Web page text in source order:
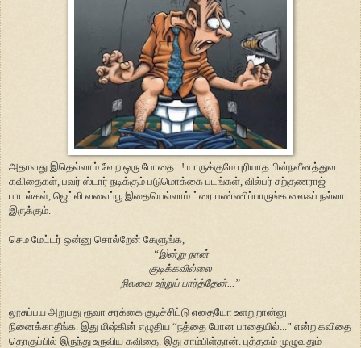
அதாவது இதெல்லாம் வேற ஒரு போதை...! யாருக்குமே புரியாத பின்நவீனத்துவ
கவிதைகள், பவர் ஸ்டார் நடிக்கும் படுமொக்கை படங்கள், வில்பர் சற்குணராஜ்
பாடல்கள், ஜெட்லி வலைப்பூ இதையெல்லாம் ட்ரை பண்ணிப்பாருங்க லைஃப் நல்லா
இருக்கும்.
செம மேட்டர் ஒன்னு சொல்றேன் கேளுங்க,
“இன்று நான்
குடிக்கவில்லை
நிலவை உற்றுப் பார்த்தேன்...”
லூசுப்பய அறுபது ரூவா சரக்கை குடிச்சிட்டு எதையோ உளறுறான்னு
நினைக்காதீங்க. இது மிஷ்கின் எழுதிய “நத்தை போன பாதையில்...” என்ற கவிதை
தொகுப்பில் இருந்து உருவிய கவிதை. இது சாம்பிள்தான். புத்தகம் முழுவதும்